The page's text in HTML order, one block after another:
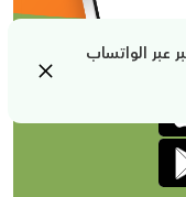
عبر الواتساب